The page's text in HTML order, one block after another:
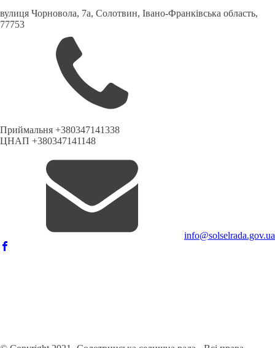
вулиця Чорновола, 7a, Солотвин, Івано-Франківська область,
77753
Приймальня +380347141338
ЦНАП +380347141148
info@solselrada.gov.ua